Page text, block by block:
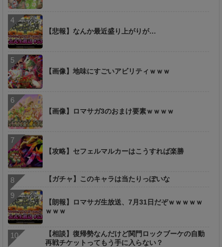
【悲報】なんか最近盛り上がりが…
【画像】地味にすごいアビリティｗｗｗ
【画像】ロマサガ3のおまけ要素ｗｗｗｗ
【攻略】セフェルマルカーはこうすれば楽勝
【ガチャ】このキャラは当たりっぽいな
【朗報】ロマサガ生放送、7月31日だぞｗｗｗｗｗ
ｗｗｗ
【相談】復帰勢なんだけど関門ロックブーケの自動
再戦チケットってもう手に入らない？